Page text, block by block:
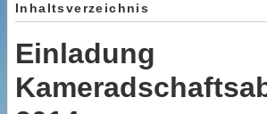
Inhaltsverzeichnis
Einladung